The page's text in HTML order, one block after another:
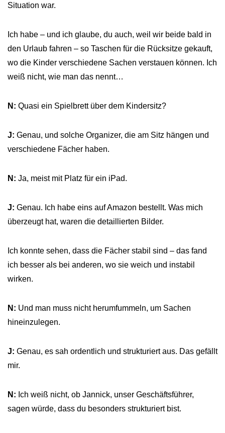
Situation war.
Ich habe – und ich glaube, du auch, weil wir beide bald in
den Urlaub fahren – so Taschen für die Rücksitze gekauft,
wo die Kinder verschiedene Sachen verstauen können. Ich
weiß nicht, wie man das nennt…
N: Quasi ein Spielbrett über dem Kindersitz?
J: Genau, und solche Organizer, die am Sitz hängen und
verschiedene Fächer haben.
N: Ja, meist mit Platz für ein iPad.
J: Genau. Ich habe eins auf Amazon bestellt. Was mich
überzeugt hat, waren die detaillierten Bilder.
Ich konnte sehen, dass die Fächer stabil sind – das fand
ich besser als bei anderen, wo sie weich und instabil
wirken.
N: Und man muss nicht herumfummeln, um Sachen
hineinzulegen.
J: Genau, es sah ordentlich und strukturiert aus. Das gefällt
mir.
N: Ich weiß nicht, ob Jannick, unser Geschäftsführer,
sagen würde, dass du besonders strukturiert bist.